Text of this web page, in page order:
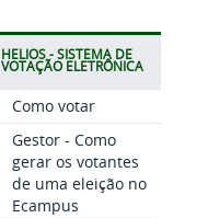
HELIOS - SISTEMA DE
VOTAÇÃO ELETRÔNICA
Como votar
Gestor - Como
gerar os votantes
de uma eleição no
Ecampus